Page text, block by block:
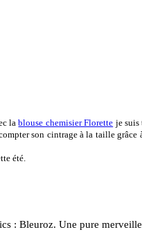
lablouse chemisier Florette je suis
son cintrage à la taille grâce
été.
: Bleuroz. Une pure